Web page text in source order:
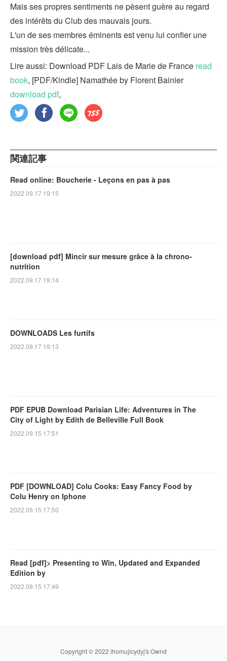
Mais ses propres sentiments ne pèsent guère au regard
des intérêts du Club des mauvais jours.
L'un de ses membres éminents est venu lui confier une
mission très délicate...
Lire aussi: Download PDF Lais de Marie de France read
book, [PDF/Kindle] Namathée by Florent Bainier
download pdf,
関連記事
Read online: Boucherie - Leçons en pas à pas
2022.09.17 19:15
[download pdf] Mincir sur mesure grâce à la chrono-
nutrition
2022.09.17 19:14
DOWNLOADS Les furtifs
2022.09.17 19:13
PDF EPUB Download Parisian Life: Adventures in The
City of Light by Edith de Belleville Full Book
2022.09.15 17:51
PDF [DOWNLOAD] Colu Cooks: Easy Fancy Food by
Colu Henry on Iphone
2022.09.15 17:50
Read [pdf]> Presenting to Win, Updated and Expanded
Edition by
2022.09.15 17:49
Copyright © 2022 ihomujicydyj's Ownd